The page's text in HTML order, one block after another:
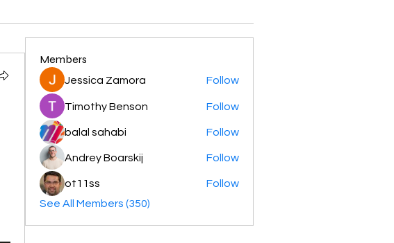
Members
Jessica Zamora Follow
Timothy Benson Follow
balal sahabi Follow
Andrey Boarskij Follow
ot11ss
Follow
See All Members (350)